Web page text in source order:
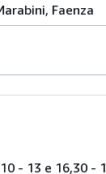
Faenza
- 13 e 16,30